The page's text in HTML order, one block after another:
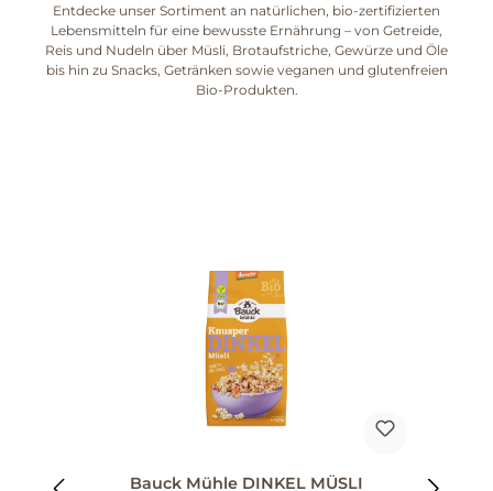
Entdecke unser Sortiment an natürlichen, bio-zertifizierten
Lebensmitteln für eine bewusste Ernährung – von Getreide,
Reis und Nudeln über Müsli, Brotaufstriche, Gewürze und Öle
bis hin zu Snacks, Getränken sowie veganen und glutenfreien
Bio-Produkten.
Bauck Mühle DINKEL MÜSLI